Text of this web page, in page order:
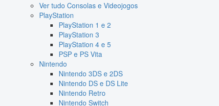
Ver tudo Consolas e Videojogos
PlayStation
PlayStation 1 e 2
PlayStation 3
PlayStation 4 e 5
PSP e PS Vita
Nintendo
Nintendo 3DS e 2DS
Nintendo DS e DS Lite
Nintendo Retro
Nintendo Switch